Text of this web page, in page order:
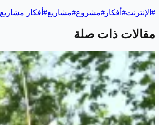
# الإنترنت# أفكار #مشروع#مشاريع# أفكار مشاريع
مقالات ذات صلة